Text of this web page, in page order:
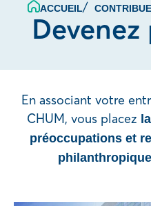
ACCUEIL
En associant votre
CHUM, vous placez
préoccupations et
philanthropique